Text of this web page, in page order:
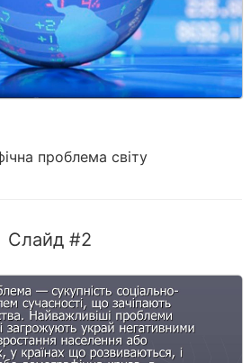
проблема світу
Слайд #2